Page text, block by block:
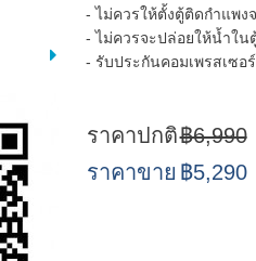
- ไม่ควรให้ตั้งตู้ติดกำแพง
- ไม่ควรจะปล่อยให้น้ำใ
- รับประกันคอมเพรสเซ
ราคาปกติ฿6,990
ราคาขาย ฿5,290